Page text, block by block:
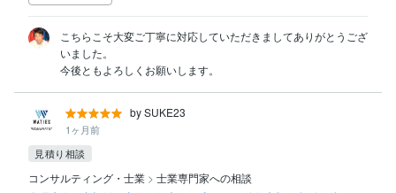
こちらこそ大変ご丁寧に対応していただきましてありがとうござ
いました。
今後ともよろしくお願いします。
by SUKE23
1ヶ月前
見積り相談
コンサルティング・士業 > 士業専門家への相談